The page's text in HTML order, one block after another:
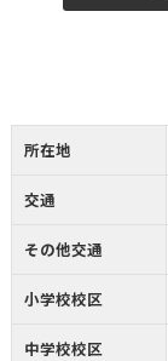
所在地
交通
その他交通
小学校校区
中学校校区